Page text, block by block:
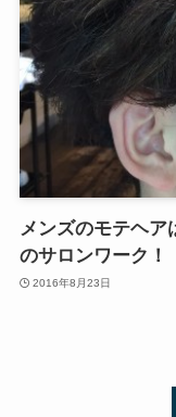
メンズのモテヘア
のサロンワーク！
2016年8月23日